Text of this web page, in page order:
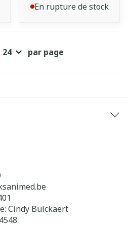
En rupture de stock
par page
Cindy Bulckaert